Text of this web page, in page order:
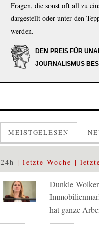
Fragen, die sonst oft all zu
dargestellt oder unter den
werden.
DEN PREIS FÜR
JOURNALISMUS
MEISTGELESEN
24h letzte Woche
Dunkle
hat ganze